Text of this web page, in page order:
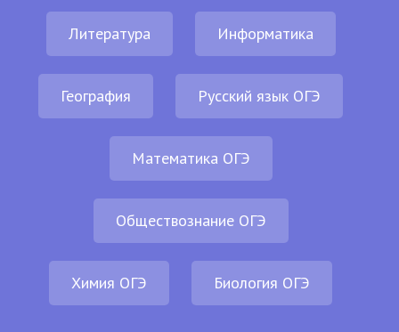
Литература Информатика
География Русский язык ОГЭ
Математика ОГЭ
Обществознание ОГЭ
Химия ОГЭ Биология ОГЭ